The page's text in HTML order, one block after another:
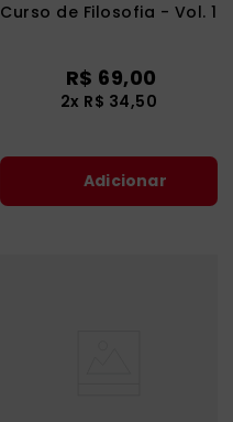
Curso de Filosofia - Vol. 1
R$ 69,00
2x R$ 34,50
Adicionar